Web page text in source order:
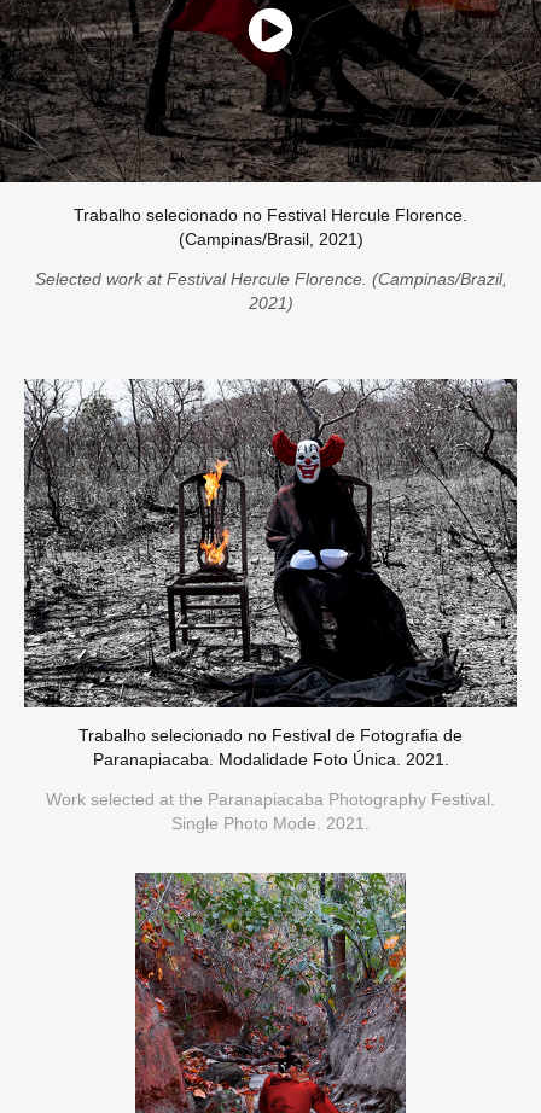
Trabalho selecionado no Festival Hercule Florence.
(Campinas/Brasil, 2021)
Selected work at Festival Hercule Florence. (Campinas/Brazil,
2021)
Trabalho selecionado no Festival de Fotografia de
Paranapiacaba. Modalidade Foto Única. 2021.
Work selected at the Paranapiacaba Photography Festival.
Single Photo Mode. 2021.